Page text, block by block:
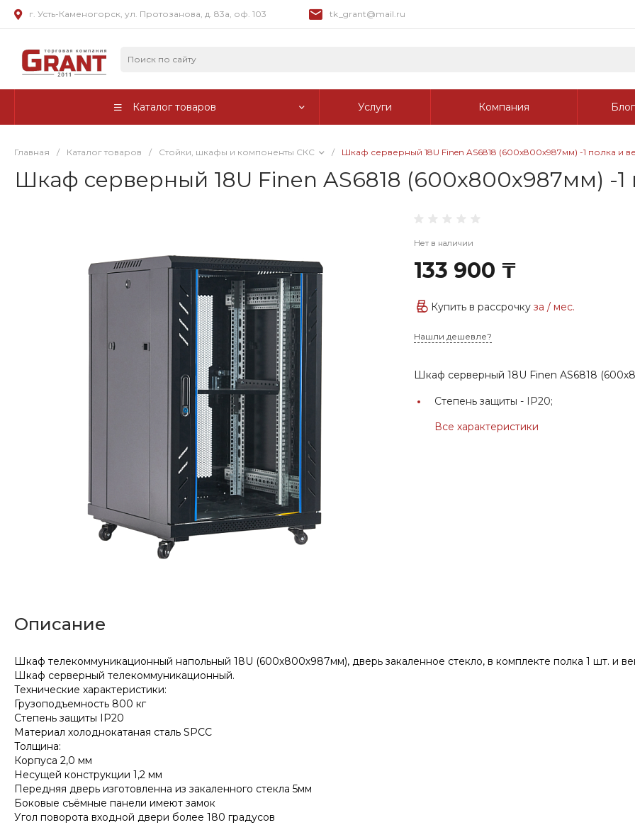
г. Усть-Каменогорск, ул. Протозанова, д. 83а, оф. 103 tk_grant@mail.ru
Каталог товаров Услуги Компания Блог
Главная / Каталог товаров / Стойки, шкафы и компоненты СКС / Шкаф серверный 18U Finen AS6818 (600х800х987мм) -1 полка и
Шкаф серверный 18U Finen AS6818 (600х800х987мм) -1
Нет в наличии
133 900 ₸
Купить в рассрочкуза/ мес.
Нашли дешевле?
Шкаф серверный 18U Finen AS6818
Степень защиты - IP20;
Все характеристики
Описание
Шкаф телекоммуникационный напольный 18U (600х800х987мм), дверь закаленное стекло, в комплекте полка 1 шт. и
Шкаф серверный телекоммуникационный.
Технические характеристики:
Грузоподъемность 800 кг
Степень защиты IP20
Материал холоднокатаная сталь SPCC
Толщина:
Корпуса 2,0 мм
Несущей конструкции 1,2 мм
Передняя дверь изготовленна из закаленного стекла 5мм
Боковые съёмные панели имеют замок
Угол поворота входной двери более 180 градусов